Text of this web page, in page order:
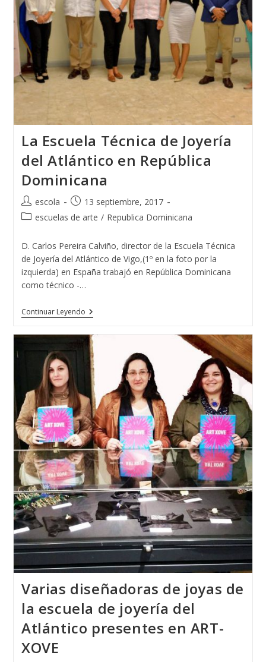
La Escuela Técnica de Joyería
del Atlántico en República
Dominicana
Autor
de
escola
Publicación
de
13 septiembre, 2017
Categoría
la
entrada:
escuelas de arte / Republica Dominicana
D. Carlos Pereira Calviño, director de la Escuela Técnica
de Joyería del Atlántico de Vigo,(1º en la foto por la
izquierda) en España trabajó en República Dominicana
como técnico -…
Continuar LeyendoLa
Escuela
De
Joyería
Del
Atlántico
En
República
Dominicana
Varias diseñadoras de joyas de
la escuela de joyería del
Atlántico presentes en ART-
XOVE